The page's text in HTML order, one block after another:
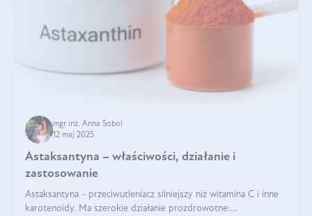
mgr inż. Anna Sobol
12 maj 2025
Astaksantyna – właściwości, działanie i
zastosowanie
Astaksantyna - przeciwutleniacz silniejszy niż witamina C i inne
karotenoidy. Ma szerokie działanie prozdrowotne: